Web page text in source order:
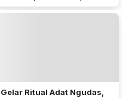
Pemkab Kubu Raya Siapkan
Gelar Ritual Adat Ngudas,